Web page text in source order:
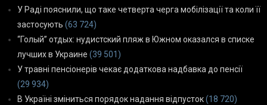
У Раді пояснили, що таке четверта черга мобілізації та коли її
застосують (63 724)
“Голый” отдых: нудистский пляж в Южном оказался в списке
лучших в Украине (39 501)
У травні пенсіонерів чекає додаткова надбавка до пенсії
(29 934)
В Україні зміниться порядок надання відпусток(18 720)